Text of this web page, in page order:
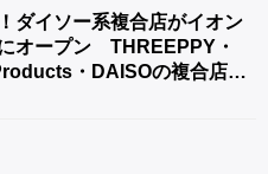
ダイソー系複合店がイオン
オープン THREEPPY・
・DAISOの複合店は